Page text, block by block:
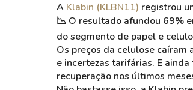
A Klabin (KLBN11) registrou
📉 O resultado afundou 69%
do segmento de papel e
Os preços da celulose caíram
e incertezas tarifárias. E
recuperação nos últimos